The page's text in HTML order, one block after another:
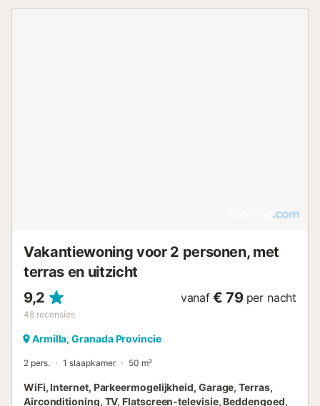
Vakantiewoning voor 2 personen, met
terras en uitzicht
9,2
48 recensies
vanaf € 79 per nacht
Armilla, Granada Provincie
2 pers. 1 slaapkamer 50 m²
WiFi, Internet, Parkeermogelijkheid, Garage, Terras,
Airconditioning, TV, Flatscreen-televisie, Beddengoed,